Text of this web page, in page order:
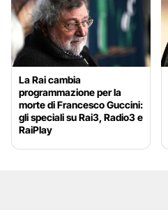
La Rai cambia
programmazione per la
morte di Francesco Guccini:
gli speciali su Rai3, Radio3 e
RaiPlay